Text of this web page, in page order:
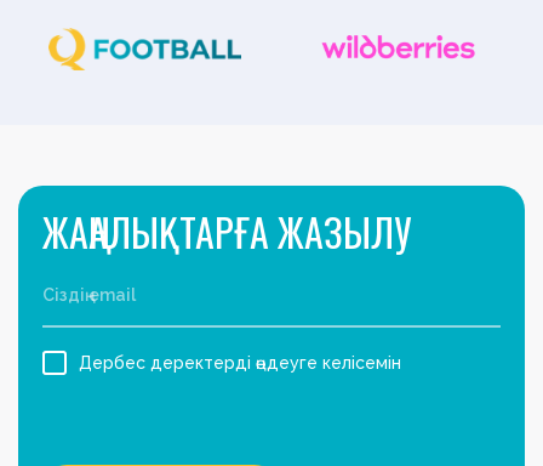
ЖАҢАЛЫҚТАРҒА ЖАЗЫЛУ
Дербес деректерді өңдеуге келісемін